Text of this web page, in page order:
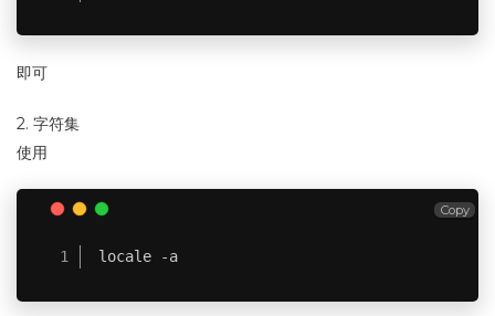
即可
2. 字符集
使用
locale -a
Copy